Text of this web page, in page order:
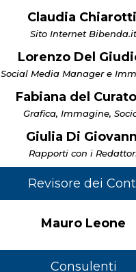
Claudia Chiarotti
Sito Internet Bibenda.it
Lorenzo Del
Social Media Manager e
Fabiana del
Grafica, Immagine,
Giulia Di
Rapporti con i
Revisore dei
Mauro Leone
Consulenti